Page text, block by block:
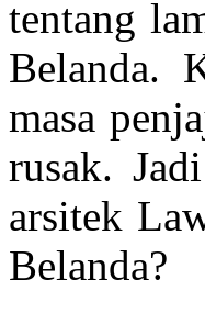
tentang
Belanda.
masa
rusak.
arsitek
Belanda?